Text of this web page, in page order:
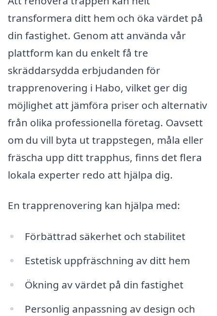
transformera ditt hem och öka värdet på
din fastighet. Genom att använda vår
plattform kan du enkelt få tre
skräddarsydda erbjudanden för
trapprenovering i Habo, vilket ger dig
möjlighet att jämföra priser och alternativ
från olika professionella företag. Oavsett
om du vill byta ut trappstegen, måla eller
fräscha upp ditt trapphus, finns det flera
lokala experter redo att hjälpa dig.
En trapprenovering kan hjälpa med:
Förbättrad säkerhet och stabilitet
Estetisk uppfräschning av ditt hem
Ökning av värdet på din fastighet
Personlig anpassning av design och